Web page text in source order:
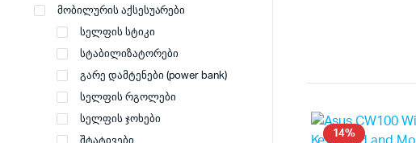
14%
მობილურის აქსესუარები
სელფის სტიკი
სტაბილიზატორები
გარე დამტენები (power bank)
სელფის რგოლები
სელფის ჯოხები